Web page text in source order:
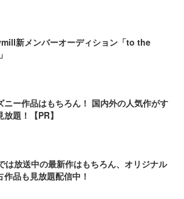
新メンバーオーディション「to the
ニー作品はもちろん！ 国内外の人気作がす
放題！【PR】
は放送中の最新作はもちろん、オリジナル
作品も見放題配信中！